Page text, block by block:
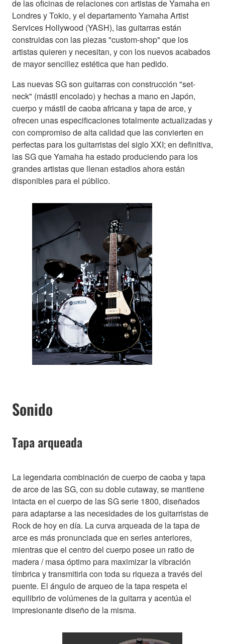
de las oficinas de relaciones con artistas de Yamaha en
Londres y Tokio, y el departamento Yamaha Artist
Services Hollywood (YASH), las guitarras están
construidas con las piezas "custom-shop" que los
artistas quieren y necesitan, y con los nuevos acabados
de mayor sencillez estética que han pedido.
Las nuevas SG son guitarras con construcción "set-
neck" (mástil encolado) y hechas a mano en Japón,
cuerpo y mástil de caoba africana y tapa de arce, y
ofrecen unas especificaciones totalmente actualizadas y
con compromiso de alta calidad que las convierten en
perfectas para los guitarristas del siglo XXI; en definitiva,
las SG que Yamaha ha estado produciendo para los
grandes artistas que llenan estadios ahora están
disponibles para el público.
Sonido
Tapa arqueada
La legendaria combinación de cuerpo de caoba y tapa
de arce de las SG, con su doble cutaway, se mantiene
intacta en el cuerpo de las SG serie 1800, diseñados
para adaptarse a las necesidades de los guitarristas de
Rock de hoy en día. La curva arqueada de la tapa de
arce es más pronunciada que en series anteriores,
mientras que el centro del cuerpo posee un ratio de
madera / masa óptimo para maximizar la vibración
tímbrica y transmitirla con toda su riqueza a través del
puente. El ángulo de arqueo de la tapa respeta el
equilibrio de volúmenes de la guitarra y acentúa el
impresionante diseño de la misma.